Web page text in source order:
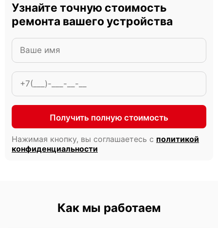
Узнайте точную стоимость
ремонта вашего устройства
Получить полную стоимость
Нажимая кнопку, вы соглашаетесь с политикой
конфиденциальности
Как мы работаем